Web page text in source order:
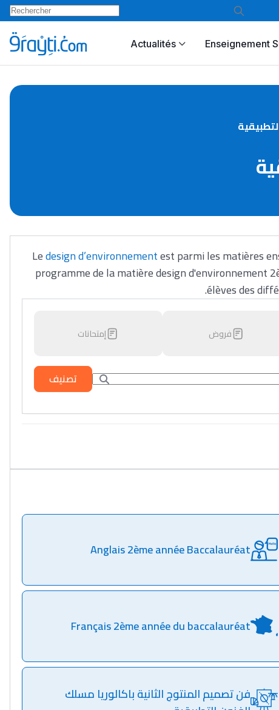
Actualités Enseignement
Ledesign d’environnementest parmi les matières
programme de la matière design d'environnement
élèves des
فروض إمتحانات
تصنيف
Anglais 2ème année Baccalauréat
Français 2ème année du baccalauréat
فن تصميم المنتوج الثانية باكالوريا مسلك